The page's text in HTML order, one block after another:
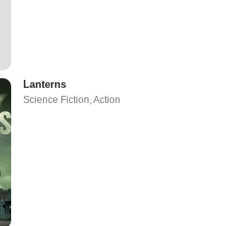
Lanterns
Science Fiction,Action